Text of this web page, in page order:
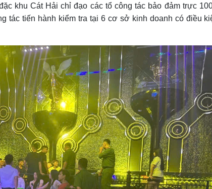
khu Cát Hải chỉ đạo các tổ công tác bảo đảm trực
tác tiến hành kiểm tra tại 6 cơ sở kinh doanh có điều